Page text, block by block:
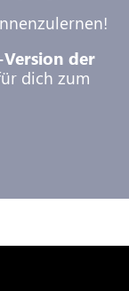
Version der
dich zum